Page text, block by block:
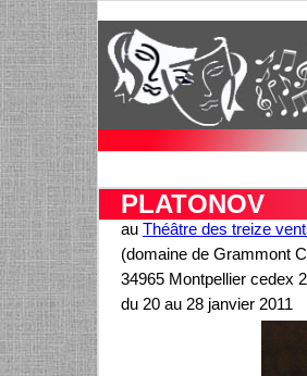
PLATONOV
au Théâtre des treize
(domaine de Grammont
34965 Montpellier cedex
du 20 au 28 janvier 2011